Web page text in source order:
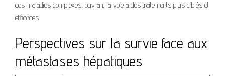
ces maladies complexes, ouvrant la voie à des traitements plus ciblés et
efficaces.
Perspectives sur la survie face aux
métastases hépatiques